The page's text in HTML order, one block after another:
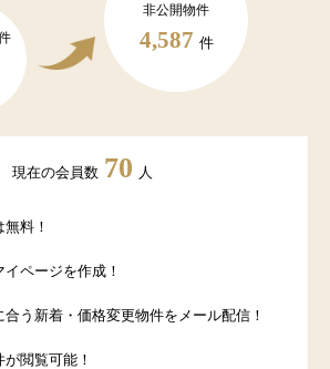
非公開物件
4,587 件
現在の会員数 70 人
料！
ページを作成！
合う新着・価格変更物件をメール配信！
閲覧可能！